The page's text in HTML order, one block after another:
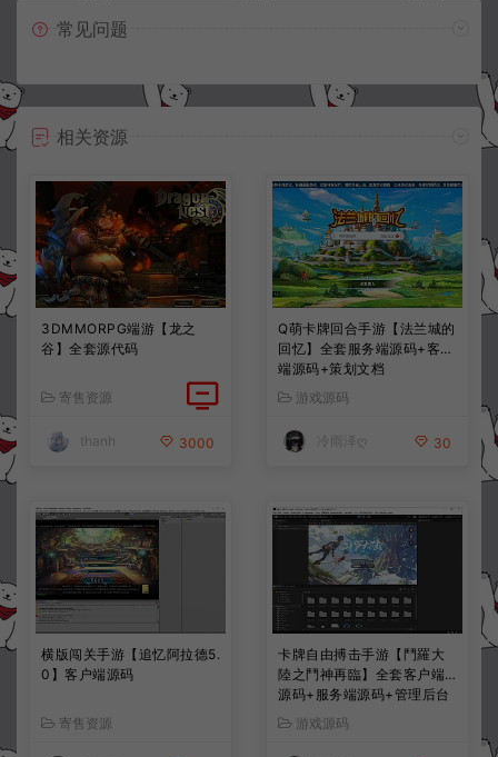
常见问题
相关资源
3DMMORPG端游【龙之
谷】全套源代码
寄售资源
thanh 3000
Q萌卡牌回合手游【法兰城的
回忆】全套服务端源码+客户
端源码+策划文档
游戏源码
冷雨泽ღ 30
横版闯关手游【追忆阿拉德5.
0】客户端源码
寄售资源
卡牌自由搏击手游【鬥羅大
陸之鬥神再臨】全套客户端
源码+服务端源码+管理后台
+导表工具+部署文档
游戏源码